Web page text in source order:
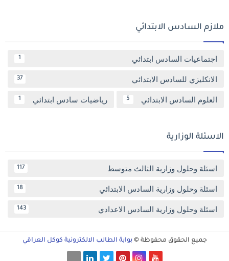
ملازم السادس الابتدائي
اجتماعيات السادس ابتدائي 1
الانكليزي للسادس الابتدائي 37
العلوم السادس الابتدائي 5 رياضيات سادس ابتدائي 1
الاسئلة الوزارية
اسئلة وحلول وزارية الثالث متوسط 117
اسئلة وحلول وزارية السادس الابتدائي 18
اسئلة وحلول وزارية السادس الاعدادي 143
جميع الحقوق محفوظة © بوابة الطالب الالكترونية كوكل العراقي